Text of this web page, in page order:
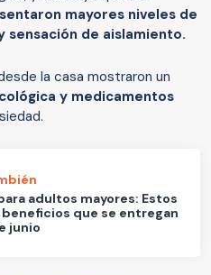
mayores niveles de
de aislamiento.
la casa mostraron un
y medicamentos
adultos mayores: Estos
beneficios que se entregan
junio